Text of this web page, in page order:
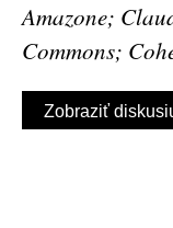
Amazone;
Commons;
Zobraziť